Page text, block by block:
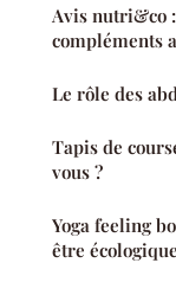
Avis nutri&co
compléments
Le rôle des
Tapis de
vous ?
Yoga feeling
être écologique